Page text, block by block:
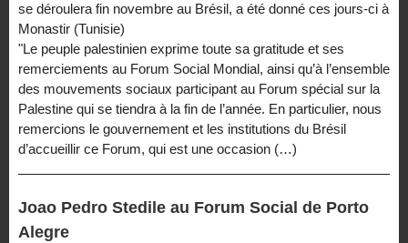
se déroulera fin novembre au Brésil, a été donné ces jours-ci à
Monastir (Tunisie)
"Le peuple palestinien exprime toute sa gratitude et ses
remerciements au Forum Social Mondial, ainsi qu’à l’ensemble
des mouvements sociaux participant au Forum spécial sur la
Palestine qui se tiendra à la fin de l’année. En particulier, nous
remercions le gouvernement et les institutions du Brésil
d’accueillir ce Forum, qui est une occasion (…)
Joao Pedro Stedile au Forum Social de Porto
Alegre